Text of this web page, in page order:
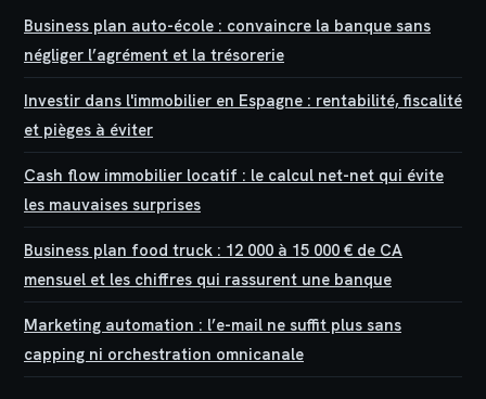
Business plan auto-école : convaincre la banque sans
négliger l’agrément et la trésorerie
Investir dans l'immobilier en Espagne : rentabilité, fiscalité
et pièges à éviter
Cash flow immobilier locatif : le calcul net-net qui évite
les mauvaises surprises
Business plan food truck : 12 000 à 15 000 € de CA
mensuel et les chiffres qui rassurent une banque
Marketing automation : l’e-mail ne suffit plus sans
capping ni orchestration omnicanale